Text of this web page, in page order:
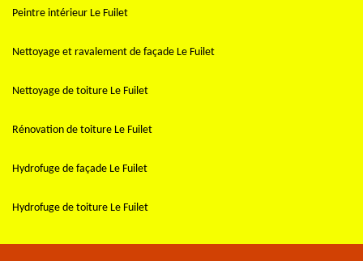
Peintre intérieur Le Fuilet
Nettoyage et ravalement de façade Le Fuilet
Nettoyage de toiture Le Fuilet
Rénovation de toiture Le Fuilet
Hydrofuge de façade Le Fuilet
Hydrofuge de toiture Le Fuilet